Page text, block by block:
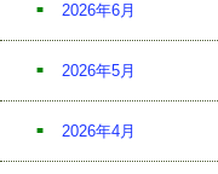
2026年6月
2026年5月
2026年4月